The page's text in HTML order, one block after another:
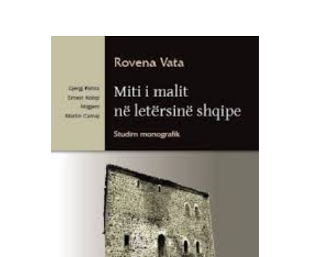
SHTOJE NË SHPORTË